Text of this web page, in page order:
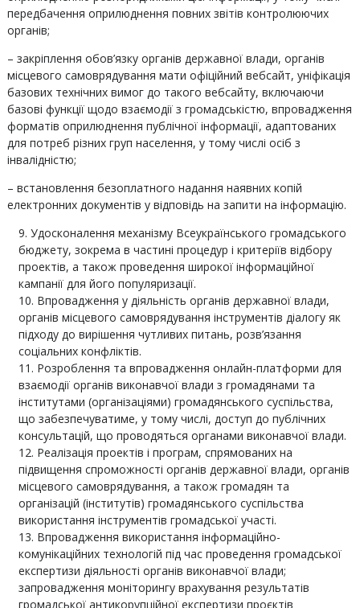
передбачення оприлюднення повних звітів контролюючих
органів;
– закріплення обов’язку органів державної влади, органів
місцевого самоврядування мати офіційний вебсайт, уніфікація
базових технічних вимог до такого вебсайту, включаючи
базові функції щодо взаємодії з громадськістю, впровадження
форматів оприлюднення публічної інформації, адаптованих
для потреб різних груп населення, у тому числі осіб з
інвалідністю;
– встановлення безоплатного надання наявних копій
електронних документів у відповідь на запити на інформацію.
Удосконалення механізму Всеукраїнського громадського
бюджету, зокрема в частині процедур і критеріїв відбору
проектів, а також проведення широкої інформаційної
кампанії для його популяризації.
Впровадження у діяльність органів державної влади,
органів місцевого самоврядування інструментів діалогу як
підходу до вирішення чутливих питань, розв’язання
соціальних конфліктів.
Розроблення та впровадження онлайн-платформи для
взаємодії органів виконавчої влади з громадянами та
інститутами (організаціями) громадянського суспільства,
що забезпечуватиме, у тому числі, доступ до публічних
консультацій, що проводяться органами виконавчої влади.
Реалізація проектів і програм, спрямованих на
підвищення спроможності органів державної влади, органів
місцевого самоврядування, а також громадян та
організацій (інститутів) громадянського суспільства
використання інструментів громадської участі.
Впровадження використання інформаційно-
комунікаційних технологій під час проведення громадської
експертизи діяльності органів виконавчої влади;
запровадження моніторингу врахування результатів
громадської антикорупційної експертизи проєктів